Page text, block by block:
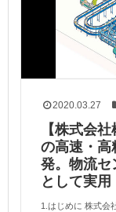
2020.03.27
【株式会
の高速・高
発。物流セ
として実用
1.はじめに 株式会